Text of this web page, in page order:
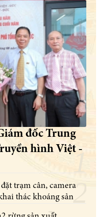
đốc Trung
hình Việt -
trạm cân, camera
thác khoáng sản